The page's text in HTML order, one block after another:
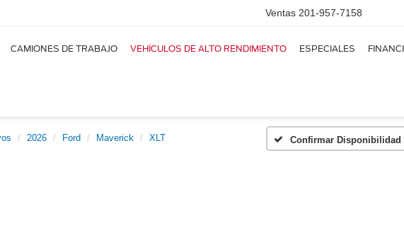
Ventas 201-957-7158
CAMIONES DE TRABAJO VEHÍCULOS DE ALTO RENDIMIENTO ESPECIALES
2026 Ford Maverick XLT Confirmar Disponibilidad